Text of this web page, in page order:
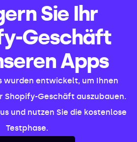
Sie Ihr
Geschäft
Apps
wurden entwickelt, um Ihnen
Shopify-Geschäft auszubauen.
und nutzen Sie die kostenlose
Testphase.